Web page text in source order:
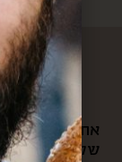
את הקפה
שלנו, ומשם